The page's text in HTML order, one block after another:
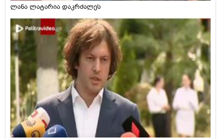
ლანა ლატარია დაკრძალეს